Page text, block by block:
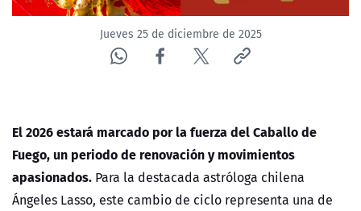
CANAL DE DENUNCIAS
ÁREA DE PROYECTOS
Jueves 25 de diciembre de 2025
El 2026 estará marcado por la fuerza del Caballo de
Fuego, un periodo de renovación y movimientos
apasionados. Para la destacada astróloga chilena
Ángeles Lasso, este cambio de ciclo representa una de